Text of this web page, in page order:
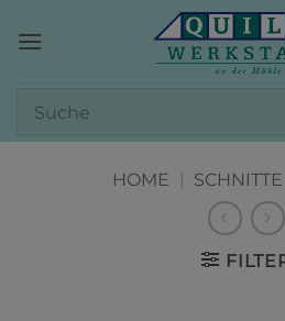
Inhalt
HOME |